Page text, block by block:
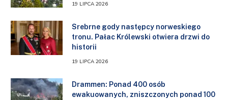
19 LIPCA 2026
Srebrne gody następcy norweskiego
tronu. Pałac Królewski otwiera drzwi do
historii
19 LIPCA 2026
Drammen: Ponad 400 osób
ewakuowanych, zniszczonych ponad 100